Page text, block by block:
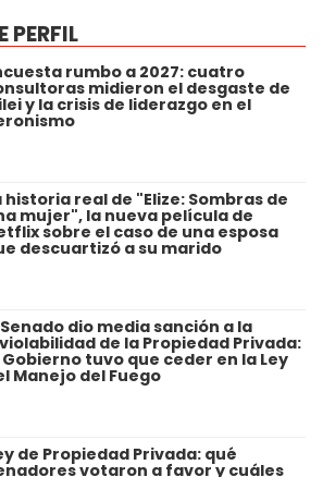
PERFIL
rumbo a 2027: cuatro
midieron el desgaste de
y la crisis de liderazgo en el
historia real de "Elize: Sombras de
mujer", la nueva película de
sobre el caso de una esposa
descuartizó a su marido
Senado dio media sanción a la
de la Propiedad Privada:
Gobierno tuvo que ceder en la Ley
Manejo del Fuego
de Propiedad Privada: qué
votaron a favor y cuáles